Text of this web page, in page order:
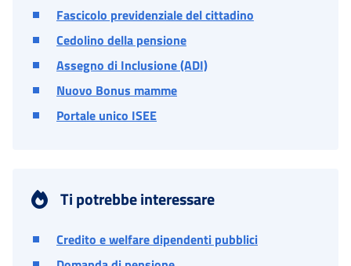
Fascicolo previdenziale del cittadino
Cedolino della pensione
Assegno di Inclusione (ADI)
Nuovo Bonus mamme
Portale unico ISEE
Ti potrebbe interessare
Credito e welfare dipendenti pubblici